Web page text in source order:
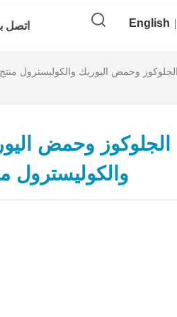
اتصل English
والكوليسترول